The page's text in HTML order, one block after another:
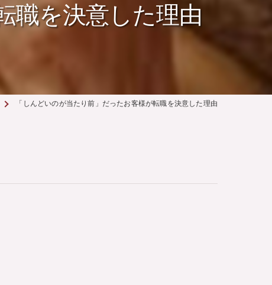
ジュ
職を決意した理由
「しんどいのが当たり前」だったお客様が転職を決意した理由